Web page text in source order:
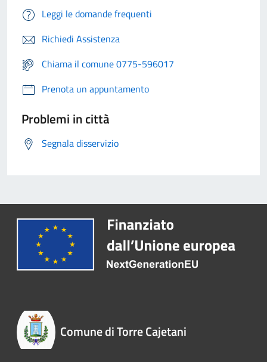
Leggi le domande frequenti
Richiedi Assistenza
Chiama il comune 0775-596017
Prenota un appuntamento
Problemi in città
Segnala disservizio
Comune di Torre Cajetani